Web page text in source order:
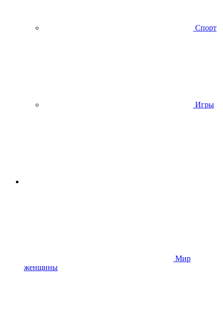
Спорт
Игры
Мир
женщины